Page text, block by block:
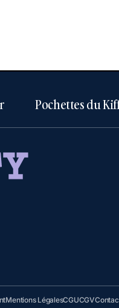
Pochettes du
Mentions LégalesCGUCGV